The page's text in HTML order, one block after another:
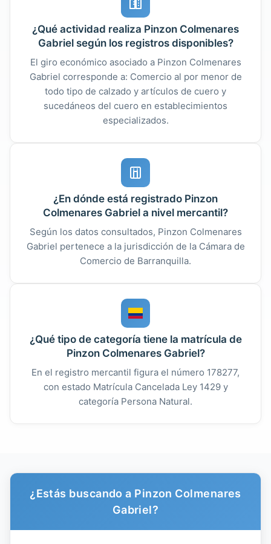
¿Qué actividad realiza Pinzon Colmenares
Gabriel según los registros disponibles?
El giro económico asociado a Pinzon Colmenares
Gabriel corresponde a: Comercio al por menor de
todo tipo de calzado y artículos de cuero y
sucedáneos del cuero en establecimientos
especializados.
¿En dónde está registrado Pinzon
Colmenares Gabriel a nivel mercantil?
Según los datos consultados, Pinzon Colmenares
Gabriel pertenece a la jurisdicción de la Cámara de
Comercio de Barranquilla.
¿Qué tipo de categoría tiene la matrícula de
Pinzon Colmenares Gabriel?
En el registro mercantil figura el número 178277,
con estado Matrícula Cancelada Ley 1429 y
categoría Persona Natural.
¿Estás buscando a Pinzon Colmenares
Gabriel?